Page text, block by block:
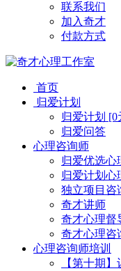
联系我们
加入奇才
付款方式
首页
归爱计划
归爱计划 [0
归爱问答
心理咨询师
归爱优选心
归爱计划心
独立项目咨
奇才讲师
奇才心理督
奇才心理咨
心理咨询师培训
【第十期